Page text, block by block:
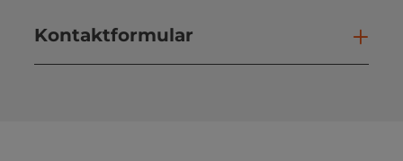
Kontaktformular